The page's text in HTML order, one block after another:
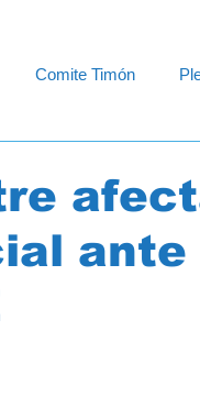
Comite Timón
ante